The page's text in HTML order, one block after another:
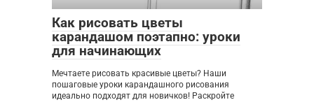
Как рисовать цветы
карандашом поэтапно: уроки
для начинающих
Мечтаете рисовать красивые цветы? Наши
пошаговые уроки карандашного рисования
идеально подходят для новичков! Раскройте